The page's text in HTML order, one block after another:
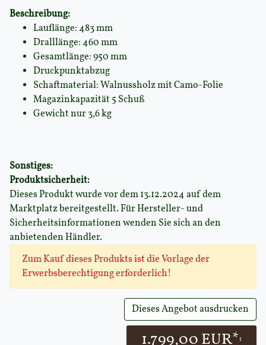
Beschreibung:
Lauflänge: 483 mm
Dralllänge: 460 mm
Gesamtlänge: 950 mm
Druckpunktabzug
Schaftmaterial: Walnussholz mit Camo-Folie
Magazinkapazität 5 Schuß
Gewicht nur 3,6 kg
Sonstiges:
Produktsicherheit:
Dieses Produkt wurde vor dem 13.12.2024 auf dem
Marktplatz bereitgestellt. Für Hersteller- und
Sicherheitsinformationen wenden Sie sich an den
anbietenden Händler.
Zum Kauf dieses Produkts ist die Vorlage der
Erwerbsberechtigung erforderlich!
Dieses Angebot ausdrucken
1.799,00 EUR*1